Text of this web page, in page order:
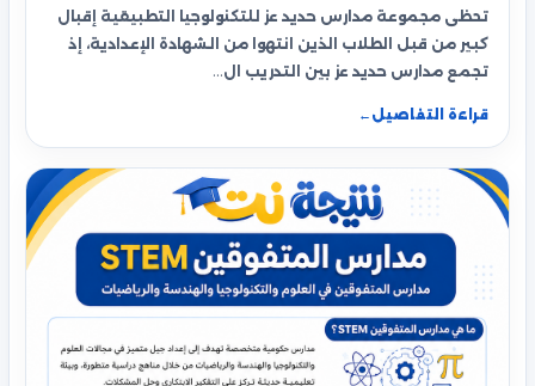
تحظى مجموعة مدارس حديد عز للتكنولوجيا التطبيقية إقبال
كبير من قبل الطلاب الذين انتهوا من الشهادة الإعدادية، إذ
تجمع مدارس حديد عز بين التدريب ال…
قراءة التفاصيل ←